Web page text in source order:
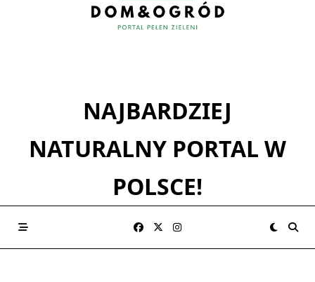
NAJBARDZIEJ
NATURALNY PORTAL W
POLSCE!